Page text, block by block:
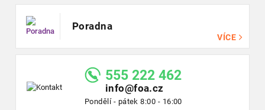
Poradna
VÍCE
555 222 462
info@foa.cz
Pondělí - pátek 8:00 - 16:00